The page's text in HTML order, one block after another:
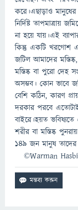
করে।এছাড়াও মানুষের
নির্দিষ্ট তাপমাত্রায়
না হয়ে যায়।এই
কিন্তু একটি খরগোশ
জটিল আমাদের
মস্তিষ্ক বা পুরো দেহ
অসম্ভব। কোন ভাবে
বেশি কঠিন, কারণ
দরকার পরবে
বাইরে।হয়ত
শরীর বা মস্তিষ্ক
১৪৯ জন মানুষ তাদের
©Warman Hasbi